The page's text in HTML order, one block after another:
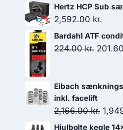
Hertz HCP Sub
2,592.00 kr.
Bardahl ATF
224.00kr. Den
var:
224.00
201.60
Eibach
inkl. facelift
2,166.00kr. Den
Hjulbolte kegle